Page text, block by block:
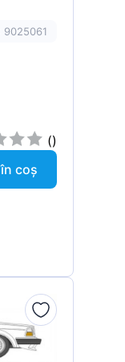
9025061
()
coș